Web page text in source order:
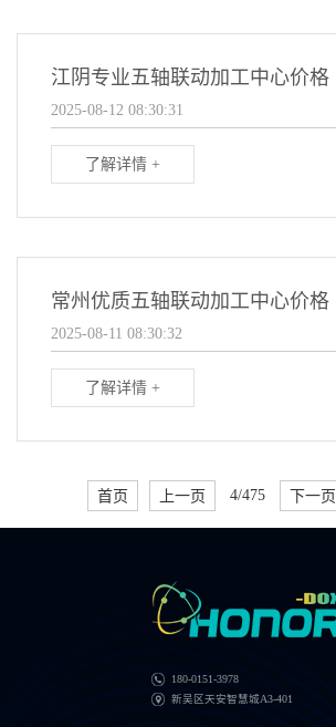
江阴专业五轴联动加工中心价格
2025-08-12 08:30:31
了解详情 +
常州优质五轴联动加工中心价格
2025-08-11 08:30:32
了解详情 +
首页 上一页 4/475 下一页
180-0151-3978
新吴区天安智慧城A3-401